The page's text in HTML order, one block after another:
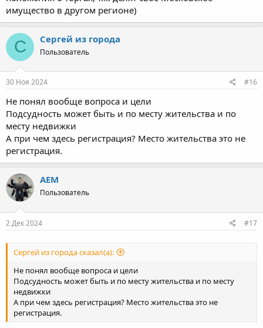
имущество в другом регионе)
С Сергей из города
Пользователь
30 Ноя 2024 #16
Не понял вообще вопроса и цели
Подсудность может быть и по месту жительства и по
месту недвижки
А при чем здесь регистрация? Место жительства это не
регистрация.
AEM
Пользователь
2 Дек 2024 #17
Сергей из города сказал(а):
Не понял вообще вопроса и цели
Подсудность может быть и по месту жительства и по месту
недвижки
А при чем здесь регистрация? Место жительства это не
регистрация.